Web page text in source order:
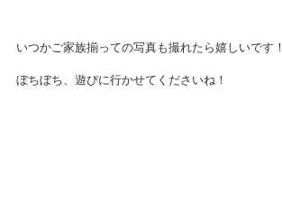
いつかご家族揃っての写真も撮れたら嬉しいです！
ぼちぼち、遊びに行かせてくださいね！